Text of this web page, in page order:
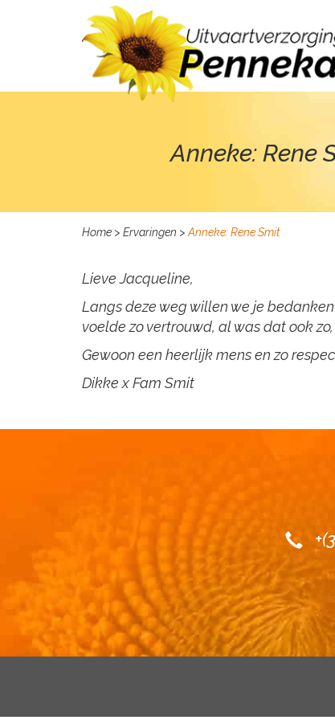
Anneke: Rene
Home > Ervaringen >Anneke: Rene Smit
Lieve Jacqueline,
Langs deze weg willen we je
voelde zo vertrouwd, al was dat ook
Gewoon een heerlijk mens en zo
Dikke x Fam Smit